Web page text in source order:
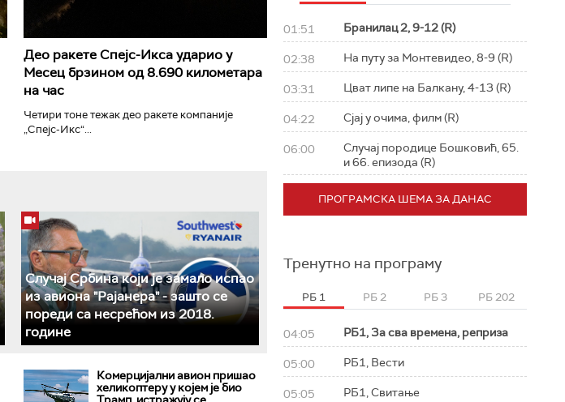
Део ракете Спејс-Икса ударио у
Месец брзином од 8.690 километара
на час
Четири тоне тежак део ракете компаније
„Спејс-Икс“...
Случај Србина који је замало испао
из авиона "Рајанера" - зашто се
пореди са несрећом из 2018.
године
Комерцијални авион пришао
хеликоптеру у којем је био
01:51 Бранилац 2, 9-12 (R)
02:38 На путу за Монтевидео, 8-9 (R)
03:31 Цват липе на Балкану, 4-13 (R)
04:22 Сјај у очима, филм (R)
06:00
Случај породице Бошковић, 65.
и 66. епизода (R)
ПРОГРАМСКА ШЕМА ЗА ДАНАС
Тренутно на програму
РБ 1 РБ 2 РБ 3 РБ 202
04:05 РБ1, За сва времена, реприза
05:00 РБ1, Вести
05:05 РБ1, Свитање